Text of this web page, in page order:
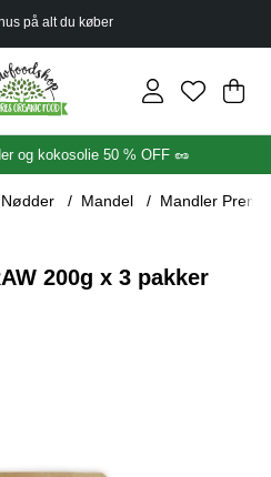
på alt du køber
.
og kokosolie 50 % OFF 🥜
Nødder Mandel Mandler
200g x 3 pakker
af 5 Antal vurderinger 0
RAW 200g x 3 pakker